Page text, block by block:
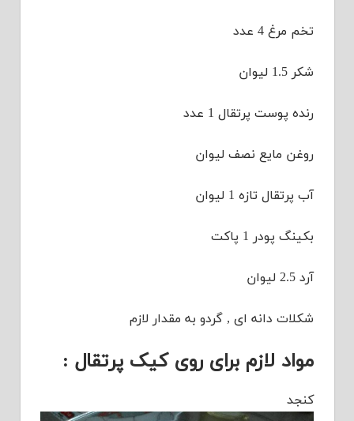
تخم مرغ 4 عدد
شکر 1.5 لیوان
رنده پوست پرتقال 1 عدد
روغن مایع نصف لیوان
آب پرتقال تازه 1 لیوان
بکینگ پودر 1 پاکت
آرد 2.5 لیوان
شکلات دانه ای , گردو به مقدار لازم
مواد لازم برای روی کیک پرتقال :
کنجد